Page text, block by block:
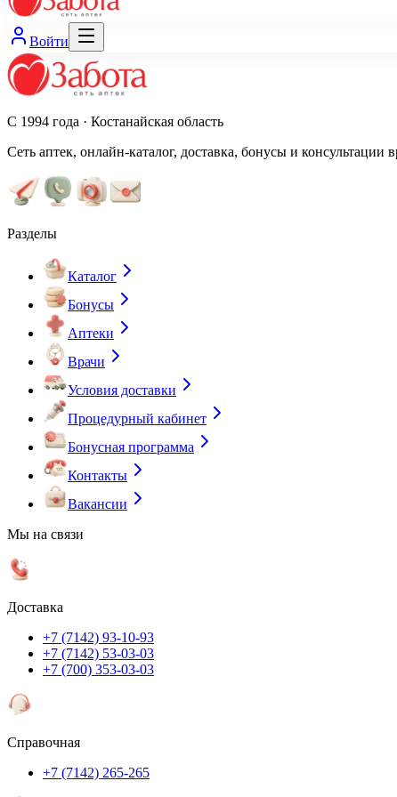
Войти
С 1994 года · Костанайская область
Сеть аптек, онлайн-каталог, доставка, бонусы и
Разделы
Каталог
Бонусы
Аптеки
Врачи
Условия доставки
Процедурный кабинет
Бонусная программа
Контакты
Вакансии
Мы на связи
Доставка
+7 (7142) 93-10-93
+7 (7142) 53-03-03
+7 (700) 353-03-03
Справочная
+7 (7142) 265-265